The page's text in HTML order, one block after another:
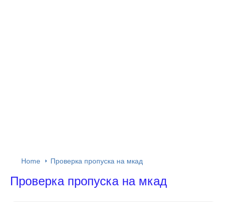
Home Проверка пропуска на мкад
Проверка пропуска на мкад